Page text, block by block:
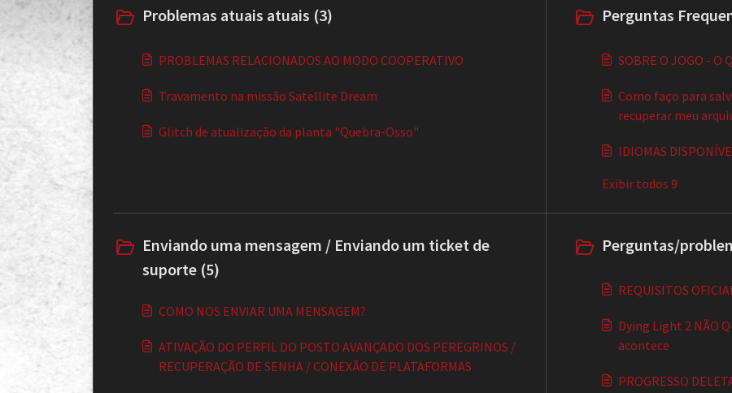
Problemas atuais atuais (3)
PROBLEMAS RELACIONADOS AO MODO COOPERATIVO
Travamento na missão Satellite Dream
Glitch de atualização da planta "Quebra-Osso"
Perguntas
SOBRE O JOGO - O
Como faço para
recuperar meu
IDIOMAS
Exibir todos 9
Enviando uma mensagem / Enviando um ticket de
suporte (5)
COMO NOS ENVIAR UMA MENSAGEM?
ATIVAÇÃO DO PERFIL DO POSTO AVANÇADO DOS PEREGRINOS /
RECUPERAÇÃO DE SENHA / CONEXÃO DE PLATAFORMAS
Perguntas/
REQUISITOS
Dying Light 2 NÃO
acontece
PROGRESSO